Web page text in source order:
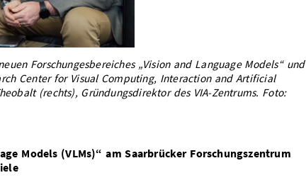
Forschungesbereiches „Vision and Language Models“ und
Center for Visual Computing, Interaction and Artificial
(rechts), Gründungsdirektor des VIA-Zentrums. Foto:
Models (VLMs)“ am Saarbrücker Forschungszentrum